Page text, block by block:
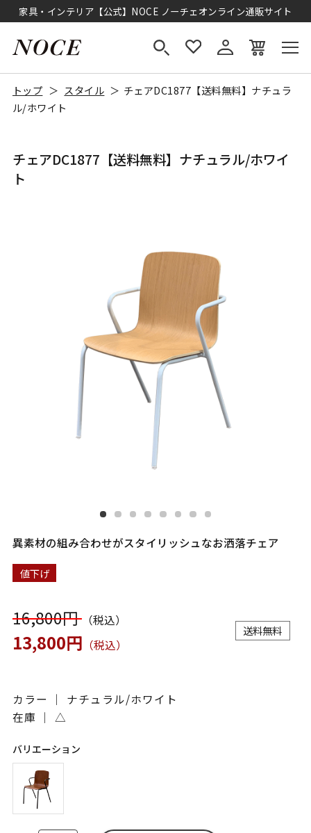
家具・インテリア【公式】NOCE ノーチェオンライン通販サイト
トップ スタイル
チェアDC1877【送料無料】ナチュラ
ル/ホワイト
チェアDC1877【送料無料】ナチュラル/ホワイ
ト
異素材の組み合わせがスタイリッシュなお洒落チェア
値下げ
16,800円（税込）
13,800円 （税込）
送料無料
カラー ｜ ナチュラル/ホワイト
在庫 ｜ △
バリエーション